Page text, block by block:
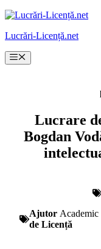
Sari
conținut
Lucrări-Licență.net
Meniu
Lucrare
Bogdan
Ajutor Academic
de Licență